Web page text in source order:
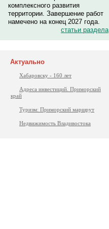
комплексного развития
территории. Завершение работ
намечено на конец 2027 года.
статьи раздела
Актуально
Хабаровску - 160 лет
Адреса инвестиций. Приморский
край
Туризм: Приморский маршрут
Недвижимость Владивостока